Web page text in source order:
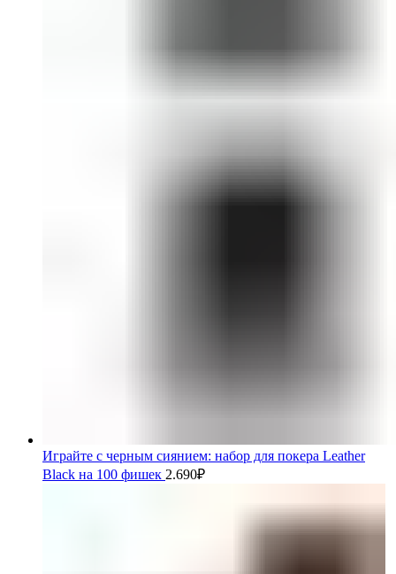
Играйте с черным сиянием: набор для покера Leather
Black на 100 фишек 2.690₽